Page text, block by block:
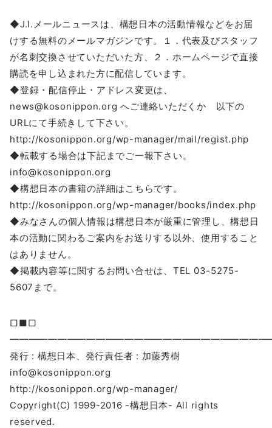
◆J.I.メールニュースは、構想日本の活動情報などをお届
けする無料のメールマガジンです。１．代表及びスタッフ
が名刺交換させていただいた方、２．ホームページで直接
購読を申し込まれた方に配信しています。
◆登録・配信停止・アドレス変更は、
news@kosonippon.org へご連絡いただくか 以下の
URLにて手続きして下さい。
http://kosonippon.org/wp-manager/mail/regist.php
◆転載する場合は下記までご一報下さい。
info@kosonippon.org
◆構想日本の書籍の詳細はこちらです。
http://kosonippon.org/wp-manager/books/index.php
◆みなさんの個人情報は構想日本が厳重に管理し、構想日
本の活動に関わるご案内をお送りする以外、使用すること
はありません。
◆掲載内容等に関するお問い合せは、TEL 03-5275-
5607まで。
□■□
発行 : 構想日本、発行責任者 : 加藤秀樹
info@kosonippon.org
http://kosonippon.org/wp-manager/
Copyright(C) 1999-2016 -構想日本- All rights
reserved.